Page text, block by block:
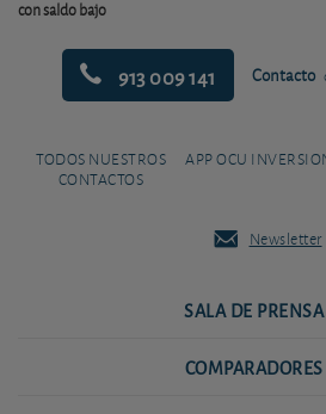
con saldo bajo
913 009 141 Contacto
TODOS NUESTROS
CONTACTOS
APP OCU
Newsletter
SALA DE PRENSA
COMPARADORES